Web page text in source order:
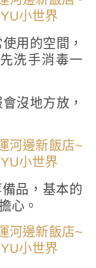
用的空間，
洗手消毒一
沒地方放，
品，基本的
心。